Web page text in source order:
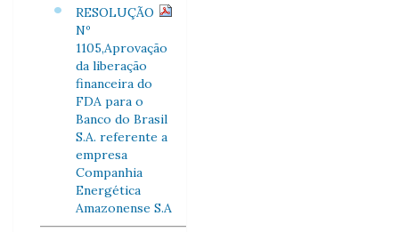
RESOLUÇÃO
Nº
1105,Aprovação
da liberação
financeira do
FDA para o
Banco do Brasil
S.A. referente a
empresa
Companhia
Energética
Amazonense S.A